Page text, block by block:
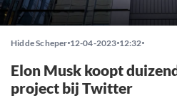
Hidde Scheper 12-04-2023 12:32
Elon Musk koopt
project bij Twitter